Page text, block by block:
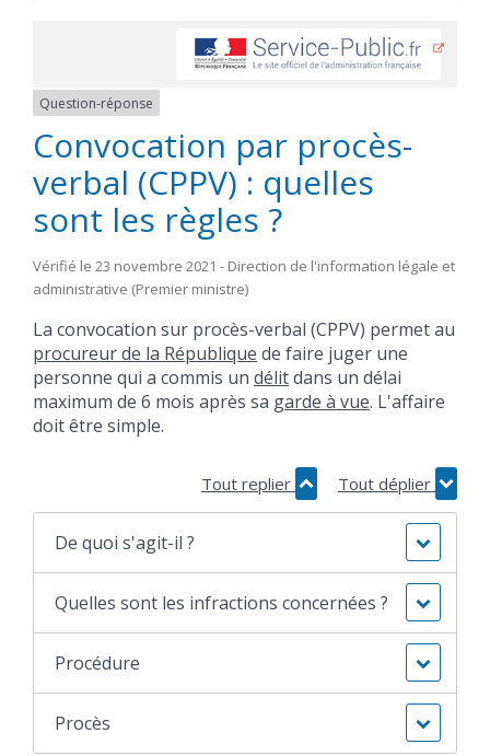
Question-réponse
Convocation par procès-
verbal (CPPV) : quelles
sont les règles ?
Vérifié le 23 novembre 2021 - Direction de l'information légale et
administrative (Premier ministre)
La convocation sur procès-verbal (CPPV) permet au
procureur de la République de faire juger une
personne qui a commis un délitdans un délai
maximum de 6 mois après sa garde à vue. L'affaire
doit être simple.
Tout replier Tout déplier
De quoi s'agit-il ?
Quelles sont les infractions concernées ?
Procédure
Procès